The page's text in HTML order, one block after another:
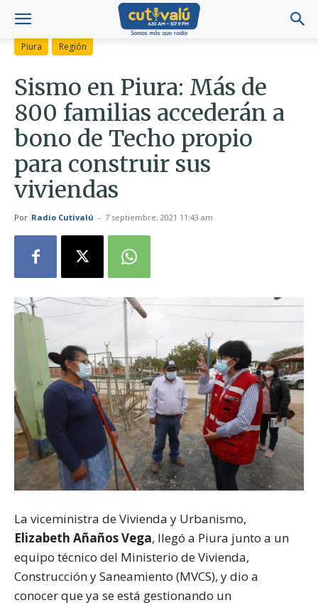
Piura Región
Sismo en Piura: Más de
800 familias accederán a
bono de Techo propio
para construir sus
viviendas
Por Radio Cutivalú - 7 septiembre, 2021 11:43 am
La viceministra de Vivienda y Urbanismo,
Elizabeth Añaños Vega, llegó a Piura junto a un
equipo técnico del Ministerio de Vivienda,
Construcción y Saneamiento (MVCS), y dio a
conocer que ya se está gestionando un